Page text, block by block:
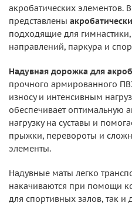
акробатических элементов.
представлены
подходящие для
направлений, паркура и
Надувная дорожка для
прочного армированного
износу и интенсивным
обеспечивает оптимальную
нагрузку на суставы и
прыжки, перевороты и
элементы.
Надувные маты легко
накачиваются при помощи
для спортивных залов, так и